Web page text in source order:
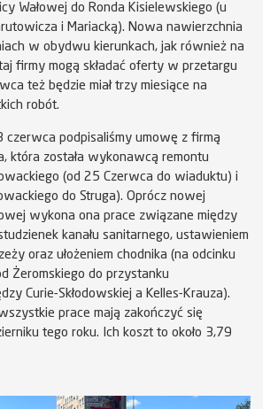
Wałowej do Ronda Kisielewskiego (u
i Mariacką). Nowa nawierzchnia
w obydwu kierunkach, jak również na
firmy mogą składać oferty w przetargu
też będzie miał trzy miesiące na
robót.
czerwca podpisaliśmy umowę z firmą
która została wykonawcą remontu
(od 25 Czerwca do wiaduktu) i
do Struga). Oprócz nowej
wykona ona prace związane między
kanału sanitarnego, ustawieniem
oraz ułożeniem chodnika (na odcinku
Żeromskiego do przystanku
Curie-Skłodowskiej a Kelles-Krauza).
prace mają zakończyć się
tego roku. Ich koszt to około 3,79